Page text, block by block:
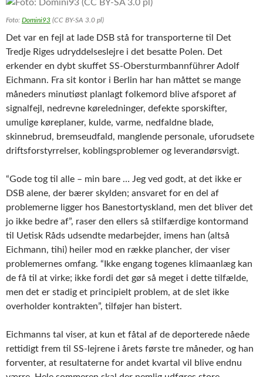
Foto: Domini93 (CC BY-SA 3.0 pl)
Det var en fejl at lade DSB stå for transporterne til Det
Tredje Riges udryddelseslejre i det besatte Polen. Det
erkender en dybt skuffet SS-Obersturmbannführer Adolf
Eichmann. Fra sit kontor i Berlin har han måttet se mange
måneders minutiøst planlagt folkemord blive afsporet af
signalfejl, nedrevne køreledninger, defekte sporskifter,
umulige køreplaner, kulde, varme, nedfaldne blade,
skinnebrud, bremseudfald, manglende personale, uforudsete
driftsforstyrrelser, koblingsproblemer og leverandørsvigt.
“Gode tog til alle – min bare … Jeg ved godt, at det ikke er
DSB alene, der bærer skylden; ansvaret for en del af
problemerne ligger hos Banestortyskland, men det bliver det
jo ikke bedre af”, raser den ellers så stilfærdige kontormand
til Uetisk Råds udsendte medarbejder, imens han (altså
Eichmann, tihi) heiler mod en række plancher, der viser
problemernes omfang. “Ikke engang togenes klimaanlæg kan
de få til at virke; ikke fordi det gør så meget i dette tilfælde,
men det er stadig et principielt problem, at de slet ikke
overholder kontrakten”, tilføjer han bistert.
Eichmanns tal viser, at kun et fåtal af de deporterede nåede
rettidigt frem til SS-lejrene i årets første tre måneder, og han
forventer, at resultaterne for andet kvartal vil blive endnu